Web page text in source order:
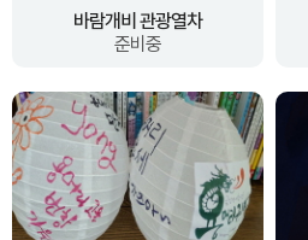
바람개비 관광열차
준비중